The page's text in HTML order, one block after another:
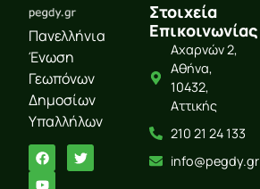
Πανελλήνια
Ένωση
Γεωπόνων
Δημοσίων
Υπαλλήλων
Στοιχεία
Επικοινωνίας
Αχαρνών 2,
Αθήνα,
10432,
Αττικής
210 21 24 133
info@pegdy.gr